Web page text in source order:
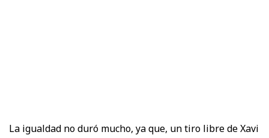
La igualdad no duró mucho, ya que, un tiro libre de Xavi